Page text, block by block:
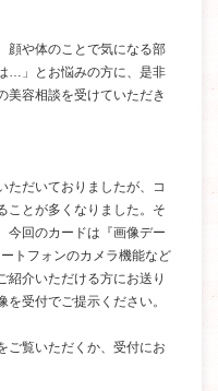
や体のことで気になる部
…」とお悩みの方に、是非
美容相談を受けていただき
ただいておりましたが、コ
ことが多くなりました。そ
今回のカードは『画像デー
トフォンのカメラ機能など
紹介いただける方にお送り
受付でご提示ください。
ご覧いただくか、受付にお